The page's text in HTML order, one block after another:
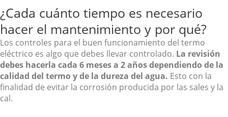
¿Cada cuánto tiempo es necesario
hacer el mantenimiento y por qué?
Los controles para el buen funcionamiento del termo
eléctrico es algo que debes llevar controlado. La revisión
debes hacerla cada 6 meses a 2 años dependiendo de la
calidad del termo y de la dureza del agua. Esto con la
finalidad de evitar la corrosión producida por las sales y la
cal.